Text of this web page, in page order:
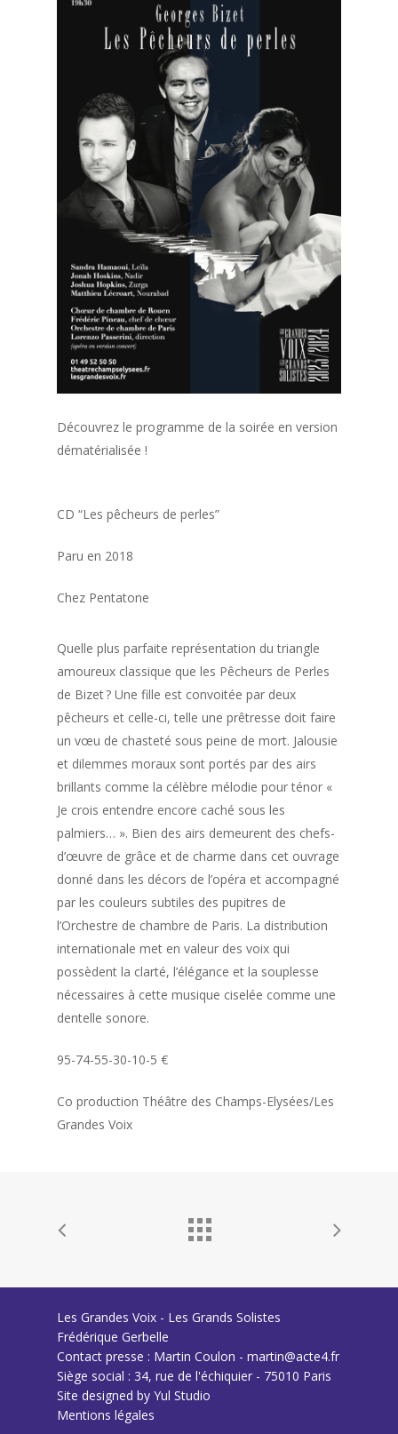
Découvrez le programme de la soirée en version
dématérialisée !
CD “Les pêcheurs de perles”
Paru en 2018
Chez Pentatone
Quelle plus parfaite représentation du triangle
amoureux classique que les Pêcheurs de Perles
de Bizet ? Une fille est convoitée par deux
pêcheurs et celle-ci, telle une prêtresse doit faire
un vœu de chasteté sous peine de mort. Jalousie
et dilemmes moraux sont portés par des airs
brillants comme la célèbre mélodie pour ténor «
Je crois entendre encore caché sous les
palmiers… ». Bien des airs demeurent des chefs-
d’œuvre de grâce et de charme dans cet ouvrage
donné dans les décors de l’opéra et accompagné
par les couleurs subtiles des pupitres de
l’Orchestre de chambre de Paris. La distribution
internationale met en valeur des voix qui
possèdent la clarté, l’élégance et la souplesse
nécessaires à cette musique ciselée comme une
dentelle sonore.
95-74-55-30-10-5 €
Co production Théâtre des Champs-Elysées/Les
Grandes Voix
Les Grandes Voix - Les Grands Solistes
Frédérique Gerbelle
Contact presse : Martin Coulon - martin@acte4.fr
Siège social : 34, rue de l'échiquier - 75010 Paris
Site designed by Yul Studio
Mentions légales